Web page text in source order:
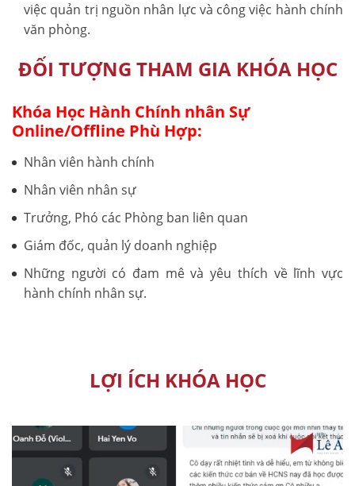
việc quản trị nguồn nhân lực và công việc hành chính
văn phòng.
ĐỐI TƯỢNG THAM GIA KHÓA HỌC
Khóa Học Hành Chính nhân Sự
Online/Offline Phù Hợp:
Nhân viên hành chính
Nhân viên nhân sự
Trưởng, Phó các Phòng ban liên quan
Giám đốc, quản lý doanh nghiệp
Những người có đam mê và yêu thích về lĩnh vực
hành chính nhân sự.
LỢI ÍCH KHÓA HỌC